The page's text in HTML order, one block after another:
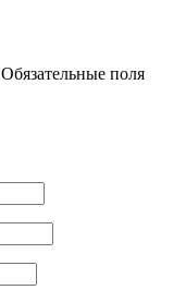
Обязательные поля